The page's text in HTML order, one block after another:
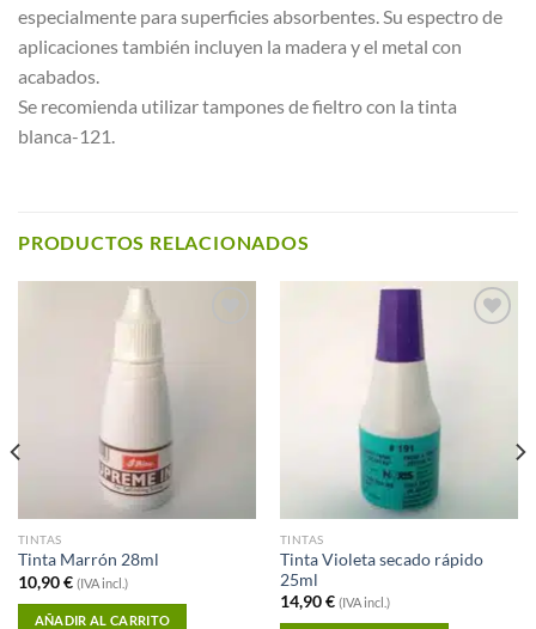
especialmente para superficies absorbentes. Su espectro de
aplicaciones también incluyen la madera y el metal con
acabados.
Se recomienda utilizar tampones de fieltro con la tinta
blanca-121.
PRODUCTOS RELACIONADOS
TINTAS
Tinta Marrón 28ml
10,90€ (IVA incl.)
AÑADIR AL CARRITO
TINTAS
Tinta Violeta secado rápido
25ml
14,90€ (IVA incl.)